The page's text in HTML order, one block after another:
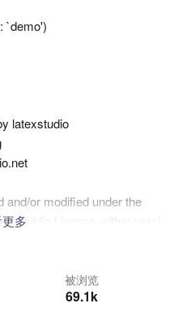
`demo')
latexstudio
and/or modified under the
Public License, either versi
is in
多
被浏览
69.1k